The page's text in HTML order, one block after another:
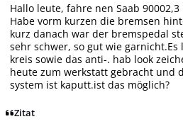
Hallo leute, fahre nen Saab
Habe vorm kurzen die bremsen
kurz danach war der bremspedal
sehr schwer, so gut wie
kreis sowie das anti-. hab look
heute zum werkstatt gebracht und
system ist kaputt.ist das möglich?
Zitat